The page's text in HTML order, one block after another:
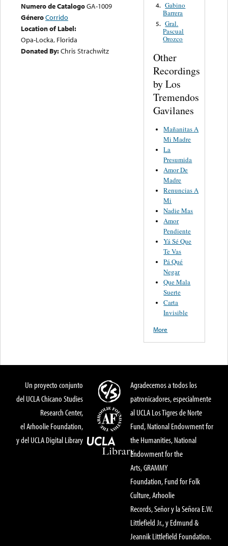
Numero de CatalogoGA-1009
GéneroCorrido
Location of Label:
Opa-Locka, Florida
Donated By:Chris Strachwitz
4. Gabino
Barrera
5. Gral.
Pascual
Orozco
Other
Recordings
by Los
Tremendos
Gavilanes
Mañanitas A
Mi Madre
La
Presumida
Amor De
Madre
Renuncias A
Mi
Nadie Mas
Amor
Pendiente
Yá Sé Que
Te Vas
Pá Qué
Negar
Que Mala
Suerte
Carta
Invisible
More
Un proyecto conjunto
del UCLA Chicano Studies
Research Center,
el Arhoolie Foundation,
y del UCLA Digital Library
Agradecemos a todos los
patronicadores, especialmente
al UCLA Los Tigres de Norte
Fund, National Endowment for
the Humanities, National
Endowment for the
Arts, GRAMMY
Foundation, Fund for Folk
Culture, Arhoolie
Records, Señor y la Señora E.W.
Littlefield Jr., y Edmund &
Jeannik Littlefield Foundation.